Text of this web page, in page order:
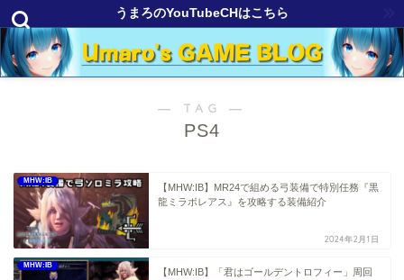
うまろのYouTubeCHはこちら
― TAG ―
PS4
MHW:IB
【MHW:IB】MR24で組める弓装備で特別任務『黒
龍ミラボレアス』を攻略する装備紹介
2024年2月1日
MHW:IB
【MHW:IB】「君はゴールデントロフィー」周回